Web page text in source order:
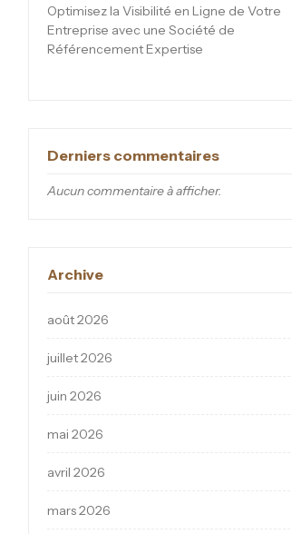
Optimisez la Visibilité en Ligne de Votre
Entreprise avec une Société de
Référencement Expertise
Derniers commentaires
Aucun commentaire à afficher.
Archive
août 2026
juillet 2026
juin 2026
mai 2026
avril 2026
mars 2026